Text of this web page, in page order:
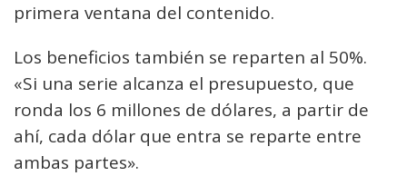
primera ventana del contenido.
Los beneficios también se reparten al 50%.
«Si una serie alcanza el presupuesto, que
ronda los 6 millones de dólares, a partir de
ahí, cada dólar que entra se reparte entre
ambas partes».